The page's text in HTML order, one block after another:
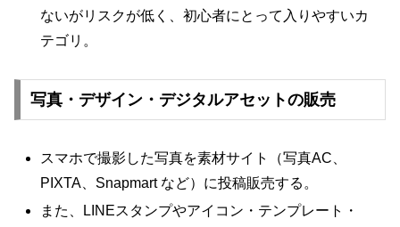
ないがリスクが低く、初心者にとって入りやすいカ
テゴリ。
写真・デザイン・デジタルアセットの販売
スマホで撮影した写真を素材サイト（写真AC、
PIXTA、Snapmart など）に投稿販売する。
また、LINEスタンプやアイコン・テンプレート・